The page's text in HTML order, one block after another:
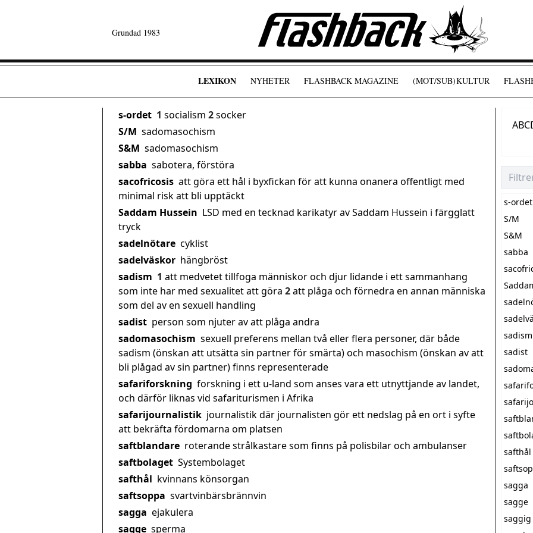
Grundad 1983
LEXIKON NYHETER FLASHBACK MAGAZINE (MOT/SUB)KULTUR
s-ordet 1 socialism 2socker
S/M sadomasochism
S&M sadomasochism
sabba sabotera, förstöra
sacofricosis att göra ett hål i byxfickan för att kunna onanera offentligt med
minimal risk att bli upptäckt
Saddam Hussein LSD med en tecknad karikatyr av Saddam Hussein i färgglatt
tryck
sadelnötare cyklist
sadelväskor hängbröst
sadism 1 att medvetet tillfoga människor och djur lidande i ett sammanhang
som inte har med sexualitet att göra 2att plåga och förnedra en annan människa
som del av en sexuell handling
sadist person som njuter av att plåga andra
sadomasochism sexuell preferens mellan två eller flera personer, där både
sadism (önskan att utsätta sin partner för smärta) och masochism (önskan av att
bli plågad av sin partner) finns representerade
safariforskning forskning i ett u-land som anses vara ett utnyttjande av landet,
och därför liknas vid safariturismen i Afrika
safarijournalistik journalistik där journalisten gör ett nedslag på en ort i syfte
att bekräfta fördomarna om platsen
saftblandare roterande strålkastare som finns på polisbilar och ambulanser
saftbolaget Systembolaget
safthål kvinnans könsorgan
saftsoppa svartvinbärsbrännvin
sagga ejakulera
sagge sperma
ABC
s-ordet
S/M
S&M
sabba
sadism
sadist
safthål
sagga
sagge
saggig